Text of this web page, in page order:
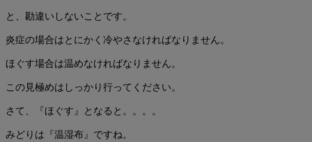
と、勘違いしないことです。
炎症の場合はとにかく冷やさなければなりません。
ほぐす場合は温めなければなりません。
この見極めはしっかり行ってください。
さて、『ほぐす』となると。。。。
みどりは『温湿布』ですね。